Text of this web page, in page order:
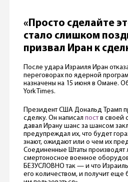
«Просто сделайте
стало слишком
призвал Иран к
После удара Израиля Иран
переговорах по ядерной
назначены на 15 июня в Омане.
York Times.
Президент США Дональд Трамп
сделку. Он написал поств своей
давал Ирану шанс за шансом
предупреждал их, что будет
знают, ожидают или о чем их
Соединенные Штаты производят
смертоносное военное
БЕЗУСЛОВНО так — и что
его количеством, и получит еще